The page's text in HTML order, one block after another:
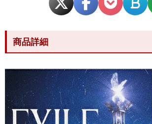
商品詳細